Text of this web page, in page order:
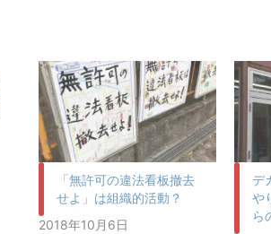
「無許可の違法看板撤去
せよ」は組織的活動？
2018年10月6日
デ
や
ら